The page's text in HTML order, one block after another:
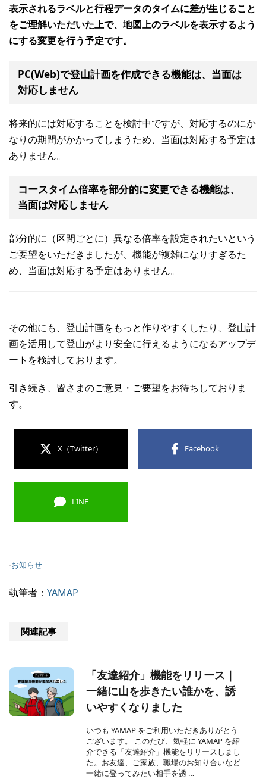
表示されるラベルと行程データのタイムに差が生じること
をご理解いただいた上で、地図上のラベルを表示するよう
にする変更を行う予定です。
PC(Web)で登山計画を作成できる機能は、当面は
対応しません
将来的には対応することを検討中ですが、対応するのにか
なりの期間がかかってしまうため、当面は対応する予定は
ありません。
コースタイム倍率を部分的に変更できる機能は、
当面は対応しません
部分的に（区間ごとに）異なる倍率を設定されたいという
ご要望をいただきましたが、機能が複雑になりすぎるた
め、当面は対応する予定はありません。
その他にも、登山計画をもっと作りやすくしたり、登山計
画を活用して登山がより安全に行えるようになるアップデ
ートを検討しております。
引き続き、皆さまのご意見・ご要望をお待ちしておりま
す。
X（Twitter） Facebook
LINE
-お知らせ
執筆者： YAMAP
関連記事
「友達紹介」機能をリリース｜
一緒に山を歩きたい誰かを、誘
いやすくなりました
いつも YAMAP をご利用いただきありがとう
ございます。 このたび、気軽に YAMAP を紹
介できる「友達紹介」機能をリリースしまし
た。お友達、ご家族、職場のお知り合いなど
一緒に登ってみたい相手を誘 …